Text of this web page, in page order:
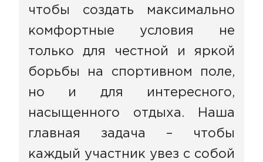
чтобы создать максимально
комфортные условия не
только для честной и яркой
борьбы на спортивном поле,
но и для интересного,
насыщенного отдыха. Наша
главная задача – чтобы
каждый участник увез с собой